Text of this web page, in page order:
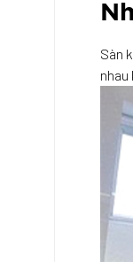
Sàn
nhau